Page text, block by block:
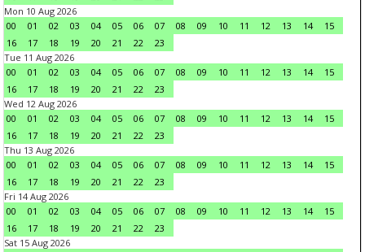
Mon 10 Aug 2026
00
01 02 03 04 05 06 07 08 09 10 11 12 13 14
15
16
17 18 19 20 21 22
23
Tue 11 Aug 2026
00
01 02 03 04 05 06 07 08 09 10 11 12 13 14
15
16
17 18 19 20 21 22
23
Wed 12 Aug 2026
00
01 02 03 04 05 06 07 08 09 10 11 12 13 14
15
16
17 18 19 20 21 22
23
Thu 13 Aug 2026
00
01 02 03 04 05 06 07 08 09 10 11 12 13 14
15
16
17 18 19 20 21 22
23
Fri 14 Aug 2026
00
01 02 03 04 05 06 07 08 09 10 11 12 13 14
15
16
17 18 19 20 21 22
23
Sat 15 Aug 2026